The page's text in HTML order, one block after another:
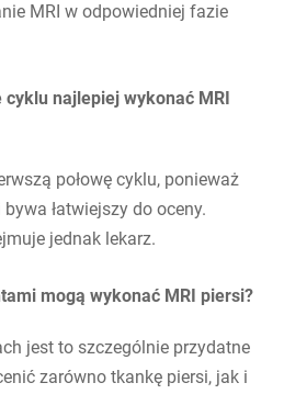
MRI w odpowiedniej fazie
najlepiej wykonać MRI
połowę cyklu, ponieważ
łatwiejszy do oceny.
jednak lekarz.
mogą wykonać MRI piersi?
jest to szczególnie przydatne
zarówno tkankę piersi, jak i